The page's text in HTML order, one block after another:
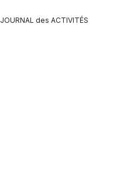
JOURNAL des ACTIVITÉS